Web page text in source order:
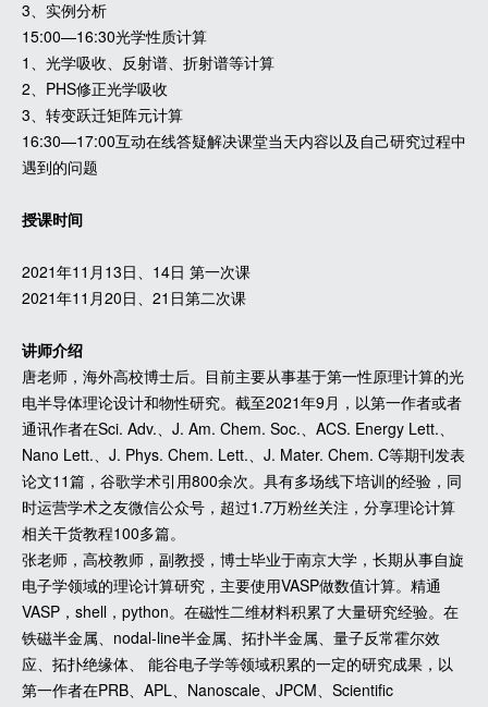
3、实例分析
15:00—16:30光学性质计算
1、光学吸收、反射谱、折射谱等计算
2、PHS修正光学吸收
3、转变跃迁矩阵元计算
16:30—17:00互动在线答疑解决课堂当天内容以及自己研究过程中
遇到的问题
授课时间
2021年11月13日、14日 第一次课
2021年11月20日、21日第二次课
讲师介绍
唐老师，海外高校博士后。目前主要从事基于第一性原理计算的光
电半导体理论设计和物性研究。截至2021年9月，以第一作者或者
通讯作者在Sci. Adv.、J. Am. Chem. Soc.、ACS. Energy Lett.、
Nano Lett.、J. Phys. Chem. Lett.、J. Mater. Chem. C等期刊发表
论文11篇，谷歌学术引用800余次。具有多场线下培训的经验，同
时运营学术之友微信公众号，超过1.7万粉丝关注，分享理论计算
相关干货教程100多篇。
张老师，高校教师，副教授，博士毕业于南京大学，长期从事自旋
电子学领域的理论计算研究，主要使用VASP做数值计算。精通
VASP，shell，python。在磁性二维材料积累了大量研究经验。在
铁磁半金属、nodal-line半金属、拓扑半金属、量子反常霍尔效
应、拓扑绝缘体、 能谷电子学等领域积累的一定的研究成果，以
第一作者在PRB、APL、Nanoscale、JPCM、Scientific